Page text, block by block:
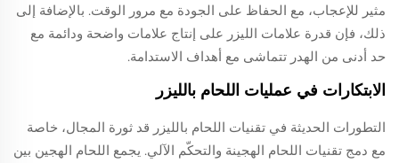
مثير للإعجاب، مع الحفاظ على الجودة مع مرور الوقت. بالإضافة إلى
ذلك، فإن قدرة علامات الليزر على إنتاج علامات واضحة ودائمة مع
حد أدنى من الهدر تتماشى مع أهداف الاستدامة.
الابتكارات في عمليات اللحام بالليزر
التطورات الحديثة في تقنيات اللحام بالليزر قد ثورة المجال، خاصة
مع دمج تقنيات اللحام الهجينة والتحكّم الآلي. يجمع اللحام الهجين بين